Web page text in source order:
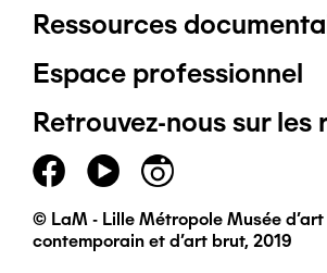
Pied
de
page
principal
Ressources
Espace professionnel
Retrouvez-nous sur les
© LaM - Lille Métropole Musée
contemporain et d'art brut, 2019